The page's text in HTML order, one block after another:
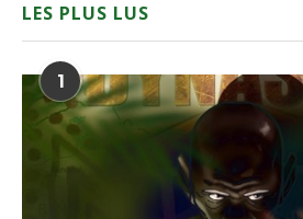
LES PLUS LUS
1